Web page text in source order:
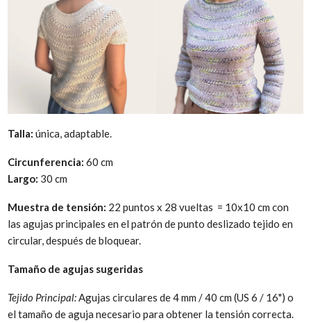
Talla: única, adaptable.
Circunferencia:60 cm
Largo: 30 cm
Muestra de tensión: 22 puntos x 28 vueltas = 10x10 cm con
las agujas principales en el patrón de punto deslizado tejido en
circular, después de bloquear.
Tamaño de agujas sugeridas
Tejido Principal:Agujas circulares de 4 mm / 40 cm (US 6 / 16") o
el tamaño de aguja necesario para obtener la tensión correcta.